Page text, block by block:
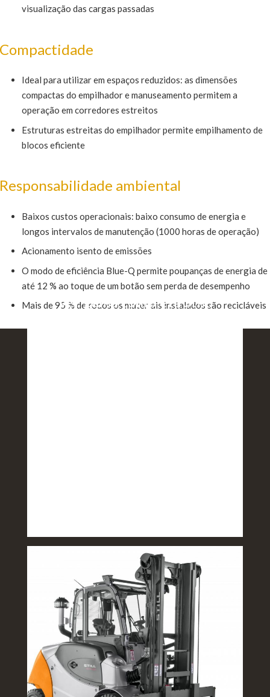
visualização das cargas passadas
Ideal para utilizar em espaços reduzidos: as dimensões
compactas do empilhador e manuseamento permitem a
operação em corredores estreitos
Estruturas estreitas do empilhador permite empilhamento de
blocos eficiente
ambiental
Baixos custos operacionais: baixo consumo de energia e
longos intervalos de manutenção (1000 horas de operação)
Acionamento isento de emissões
O modo de eficiência Blue-Q permite poupanças de energia de
até 12 % ao toque de um botão sem perda de desempenho
Mais de 95 % de todos os materiais instalados são recicláveis
Ver gama completa Still: